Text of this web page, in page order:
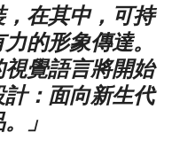
，在其中，可持
的形象傳達。
覺語言將開始
：面向新生代
」